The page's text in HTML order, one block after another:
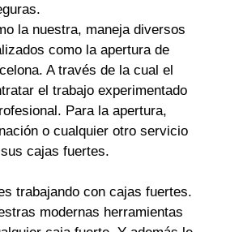
la nuestra, maneja diversos
como la apertura de
A través de la cual el
el trabajo experimentado
Para la apertura,
o cualquier otro servicio
cajas fuertes.
trabajando con cajas fuertes.
modernas herramientas